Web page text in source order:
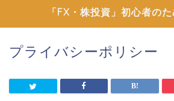
「FX・株投資」初心者の
プライバシーポリシー